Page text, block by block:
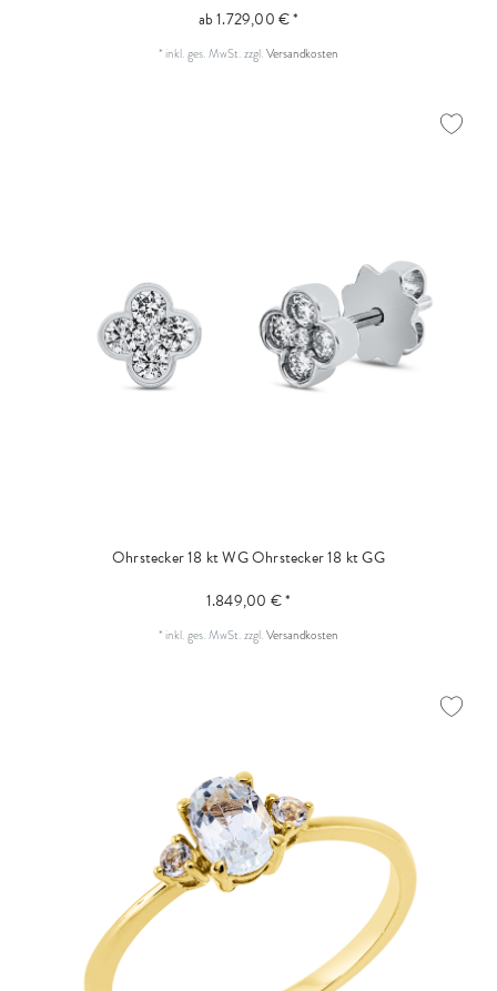
ab 1.729,00 € *
* inkl. ges. MwSt.zzgl.Versandkosten
Ohrstecker 18 kt WGOhrstecker 18 kt GG
1.849,00 € *
* inkl. ges. MwSt.zzgl.Versandkosten